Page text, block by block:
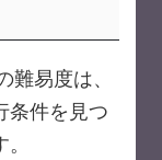
難易度は、
条件を見つ